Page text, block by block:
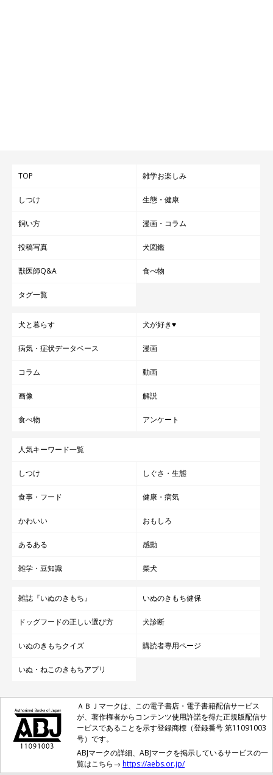
TOP 雑学お楽しみ
しつけ 生態・健康
飼い方 漫画・コラム
投稿写真 犬図鑑
獣医師Q&A 食べ物
タグ一覧
犬と暮らす 犬が好き♥
病気・症状データベース 漫画
コラム 動画
画像 解説
食べ物 アンケート
人気キーワード一覧
しつけ しぐさ・生態
食事・フード 健康・病気
かわいい おもしろ
あるある 感動
雑学・豆知識 柴犬
雑誌『いぬのきもち』 いぬのきもち健保
ドッグフードの正しい選び方 犬診断
いぬのきもちクイズ 購読者専用ページ
いぬ・ねこのきもちアプリ
ＡＢＪマークは、この電子書店・電子書籍配信サービス
が、著作権者からコンテンツ使用許諾を得た正規版配信サ
ービスであることを示す登録商標（登録番号 第11091003
号）です。
ABJマークの詳細、ABJマークを掲示しているサービスの一
覧はこちら→ https://aebs.or.jp/